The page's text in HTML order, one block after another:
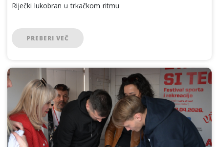
Riječki lukobran u trkačkom ritmu
PREBERI VEČ